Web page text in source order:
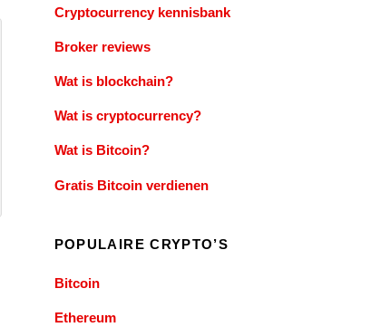
Cryptocurrency kennisbank
Broker reviews
Wat is blockchain?
Wat is cryptocurrency?
Wat is Bitcoin?
Gratis Bitcoin verdienen
POPULAIRE CRYPTO’S
Bitcoin
Ethereum